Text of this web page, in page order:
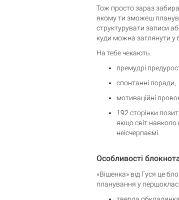
Тож просто зараз
якому ти зможеш
структурувати записи
куди можна заглянути у
На тебе чекають:
премудрі
спонтанні поради;
мотиваційні
192 сторінки
якщо світ
неісчерпаємі.
Особливості
«Вішенка» від Гуся це
планування у